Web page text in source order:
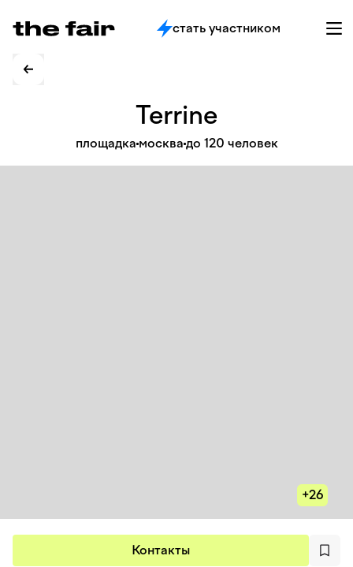
стать участником
Terrine
площадкамосквадо 120 человек
+26
Контакты